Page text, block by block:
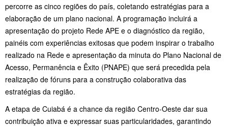
percorre as cinco regiões do país, coletando estratégias para a
elaboração de um plano nacional. A programação incluirá a
apresentação do projeto Rede APE e o diagnóstico da região,
painéis com experiências exitosas que podem inspirar o trabalho
realizado na Rede e apresentação da minuta do Plano Nacional de
Acesso, Permanência e Êxito (PNAPE) que será precedida pela
realização de fóruns para a construção colaborativa das
estratégias da região.
A etapa de Cuiabá é a chance da região Centro-Oeste dar sua
contribuição ativa e expressar suas particularidades, garantindo